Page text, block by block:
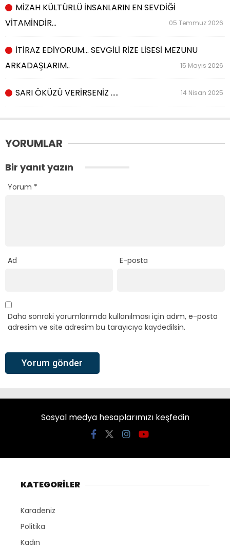
MİZAH KÜLTÜRLÜ İNSANLARIN EN SEVDİĞİ
VİTAMİNDİR…
05 Temmuz 2026
İTİRAZ EDİYORUM… SEVGİLİ RİZE LİSESİ MEZUNU
ARKADAŞLARIM..
15 Mayıs 2026
SARI ÖKÜZÜ VERİRSENİZ ….. 14 Nisan 2025
YORUMLAR
Bir yanıt yazın
Yorum *
Ad E-posta
Daha sonraki yorumlarımda kullanılması için adım, e-posta
adresim ve site adresim bu tarayıcıya kaydedilsin.
Sosyal medya hesaplarımızı keşfedin
KATEGORİLER
Karadeniz
Politika
Kadın